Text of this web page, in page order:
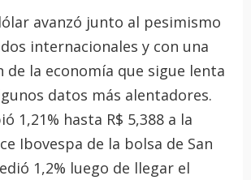
avanzó junto al pesimismo
internacionales y con una
de la economía que sigue lenta
datos más alentadores.
1,21% hasta R$ 5,388 a la
Ibovespa de la bolsa de San
1,2% luego de llegar el